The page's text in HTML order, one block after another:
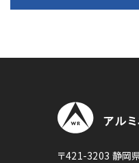
〒421-3203 静岡